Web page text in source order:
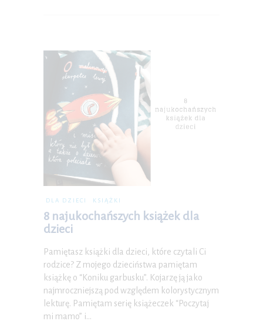
DLA DZIECI KSIĄŻKI
8 najukochańszych książek dla
dzieci
Pamiętasz książki dla dzieci, które czytali Ci
rodzice? Z mojego dzieciństwa pamiętam
książkę o “Koniku garbusku”. Kojarzę ją jako
najmroczniejszą pod względem kolorystycznym
lekturę. Pamiętam serię książeczek “Poczytaj
mi mamo” i…